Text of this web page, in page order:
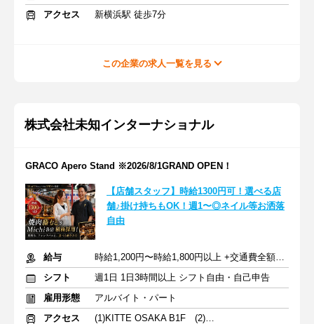
アクセス
新横浜駅 徒歩7分
この企業の求人一覧を見る
株式会社未知インターナショナル
GRACO Apero Stand ※2026/8/1GRAND OPEN！
【店舗スタッフ】時給1300円可！選べる店
舗♪掛け持ちもOK！週1〜◎ネイル等お洒落
自由
給与
時給1,200円〜時給1,800円以上 +交通費全額支給/昇給随時
シフト
週1日 1日3時間以上 シフト自由・自己申告
雇用形態
アルバイト・パート
アクセス
(1)KITTE OSAKA B1F (2)東梅田駅